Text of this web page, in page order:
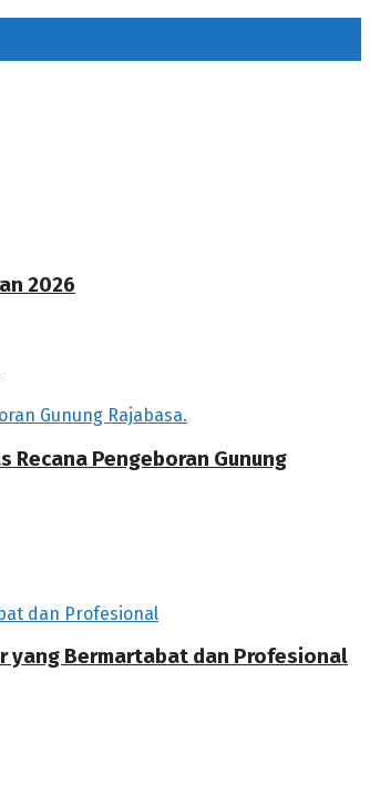
2026
Recana Pengeboran Gunung
yang Bermartabat dan Profesional